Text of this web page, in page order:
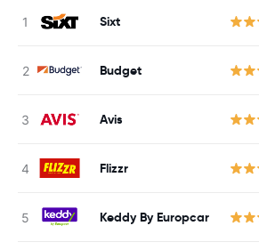
Sixt
Budget
Avis
Flizzr
Keddy By Europcar